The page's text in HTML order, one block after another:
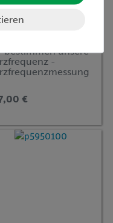
bestimmen unsere
-
€